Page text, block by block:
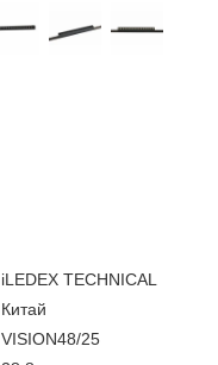
iLEDEX TECHNICAL
Китай
VISION48/25